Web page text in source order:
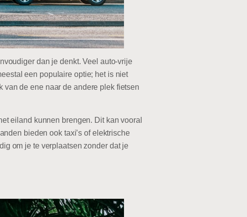
dan je denkt. Veel auto-vrije
een populaire optie; het is niet
de ene naar de andere plek fietsen
eiland kunnen brengen. Dit kan vooral
bieden ook taxi’s of elektrische
om je te verplaatsen zonder dat je